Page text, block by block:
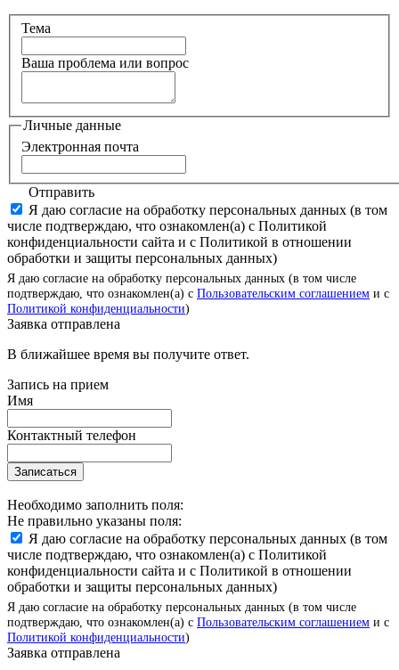
Тема
Ваша проблема или вопрос
Личные данные
Электронная почта
Отправить
Я даю согласие на обработку персональных данных (в том
числе подтверждаю, что ознакомлен(а) с Политикой
конфиденциальности сайта и с Политикой в отношении
обработки и защиты персональных данных)
Я даю согласие на обработку персональных данных (в том числе
подтверждаю, что ознакомлен(а) с Пользовательским соглашением и с
Политикой конфиденциальности)
Заявка отправлена
В ближайшее время вы получите ответ.
Запись на прием
Имя
Контактный телефон
Записаться
Необходимо заполнить поля:
Не правильно указаны поля:
Я даю согласие на обработку персональных данных (в том
числе подтверждаю, что ознакомлен(а) с Политикой
конфиденциальности сайта и с Политикой в отношении
обработки и защиты персональных данных)
Я даю согласие на обработку персональных данных (в том числе
подтверждаю, что ознакомлен(а) с Пользовательским соглашением и с
Политикой конфиденциальности)
Заявка отправлена